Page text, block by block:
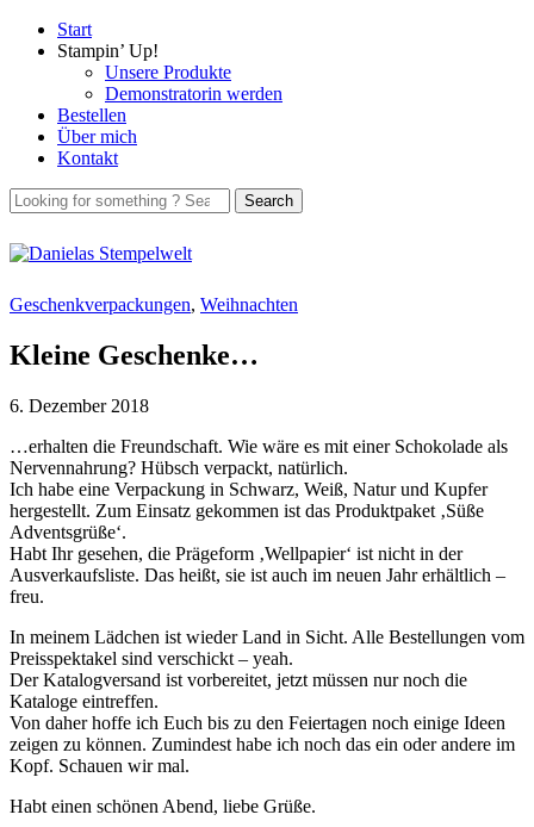
Start
Stampin’ Up!
Unsere Produkte
Demonstratorin werden
Bestellen
Über mich
Kontakt
Geschenkverpackungen, Weihnachten
Kleine Geschenke…
6. Dezember 2018
…erhalten die Freundschaft. Wie wäre es mit einer Schokolade als
Nervennahrung? Hübsch verpackt, natürlich.
Ich habe eine Verpackung in Schwarz, Weiß, Natur und Kupfer
hergestellt. Zum Einsatz gekommen ist das Produktpaket ‚Süße
Adventsgrüße‘.
Habt Ihr gesehen, die Prägeform ‚Wellpapier‘ ist nicht in der
Ausverkaufsliste. Das heißt, sie ist auch im neuen Jahr erhältlich –
freu.
In meinem Lädchen ist wieder Land in Sicht. Alle Bestellungen vom
Preisspektakel sind verschickt – yeah.
Der Katalogversand ist vorbereitet, jetzt müssen nur noch die
Kataloge eintreffen.
Von daher hoffe ich Euch bis zu den Feiertagen noch einige Ideen
zeigen zu können. Zumindest habe ich noch das ein oder andere im
Kopf. Schauen wir mal.
Habt einen schönen Abend, liebe Grüße.